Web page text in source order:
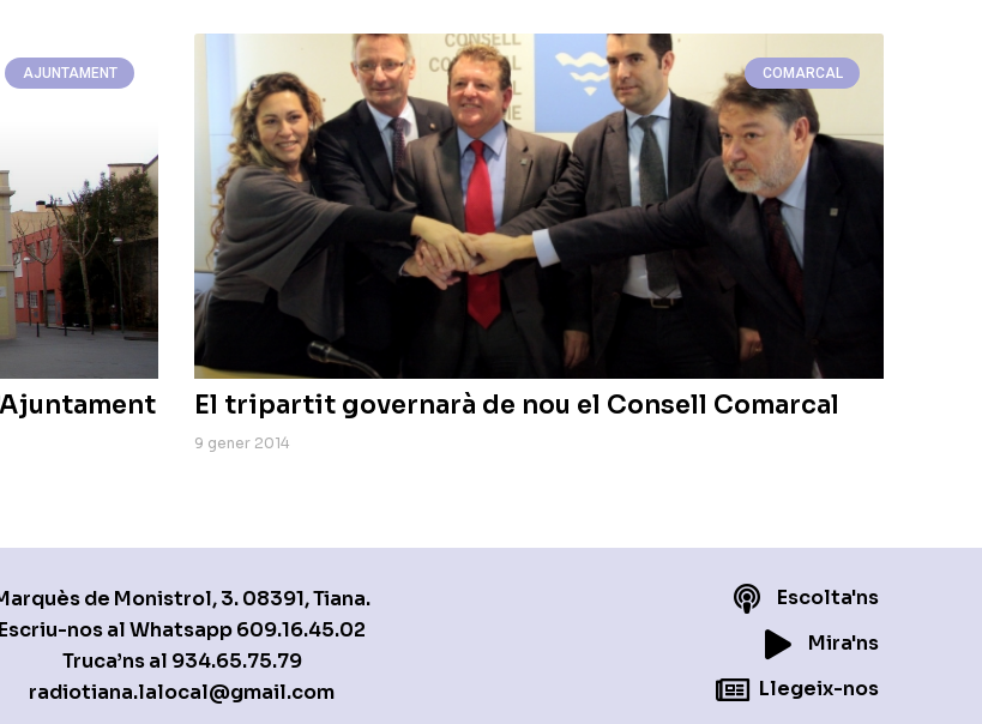
AJUNTAMENT COMARCAL
El tripartit governarà de nou el Consell Comarcal
9 gener 2014
de Monistrol, 3. 08391, Tiana.
Escriu-nos al Whatsapp609.16.45.02
Truca’ns al 934.65.75.79
radiotiana.lalocal@gmail.com
Escolta'ns
Mira'ns
Llegeix-nos